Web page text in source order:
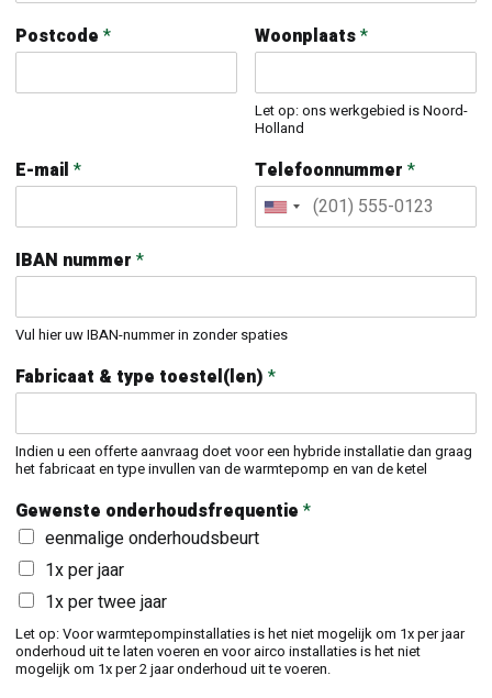
Postcode* Woonplaats*
Let op: ons werkgebied is Noord-
Holland
E-mail* Telefoonnummer*
IBAN nummer*
Vul hier uw IBAN-nummer in zonder spaties
Fabricaat & type toestel(len)*
Indien u een offerte aanvraag doet voor een hybride installatie dan graag
het fabricaat en type invullen van de warmtepomp en van de ketel
Gewenste onderhoudsfrequentie*
eenmalige onderhoudsbeurt
1x per jaar
1x per twee jaar
Let op: Voor warmtepompinstallaties is het niet mogelijk om 1x per jaar
onderhoud uit te laten voeren en voor airco installaties is het niet
mogelijk om 1x per 2 jaar onderhoud uit te voeren.